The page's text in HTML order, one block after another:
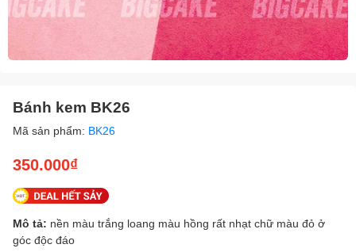
Bánh kem BK26
Mã sản phẩm: BK26
350.000₫
Mô tả: nền màu trắng loang màu hồng rất nhạt chữ màu đỏ ở
góc độc đáo